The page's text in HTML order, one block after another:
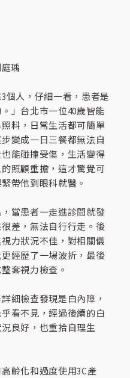
瑀
個人，仔細一看，患者是
」台北市一位40歲智能
料，日常生活都可簡單
變成一日三餐都無法自
能碰撞受傷，生活變得
照顧重擔，這才驚覺可
帶他到眼科就醫。
當患者一走進診間就發
差，無法自行行走。後
力狀況不佳，對相關儀
經歷了一場波折，最後
套視力檢查。
細檢查發現是白內障，
看不見，經過後續的白
良好，也重拾自理生
齡化和過度使用3C產